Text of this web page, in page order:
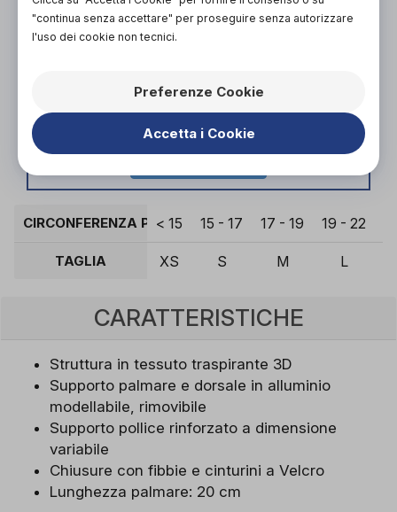
Scarica il coupon
L'acquisto in negozio è raccomandato per
garantire il corretto supporto da parte di un
tecnico ortopedico specializzato.
CIRCONFERENZA POLSO (CM)
< 15 15 - 17 17 - 19 19 - 22
TAGLIA XS S M L
CARATTERISTICHE
Struttura in tessuto traspirante 3D
Supporto palmare e dorsale in alluminio
modellabile, rimovibile
Supporto pollice rinforzato a dimensione
variabile
Chiusure con fibbie e cinturini a Velcro
Lunghezza palmare: 20 cm
"continua senza accettare" per proseguire senza autorizzare
l'uso dei cookie non tecnici.
Preferenze Cookie
Accetta i Cookie